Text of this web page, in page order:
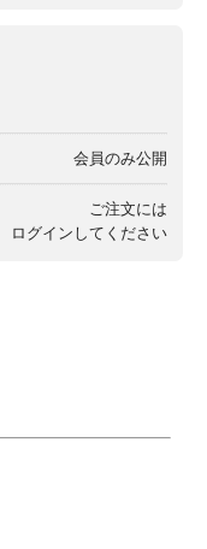
会員のみ公開
ご注文には
ログイン してください